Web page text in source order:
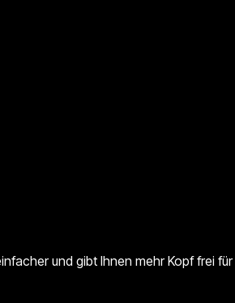
und gibt Ihnen mehr Kopf frei